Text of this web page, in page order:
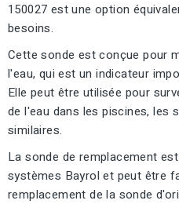
150027 est une option
besoins.
Cette sonde est conçue pour
l'eau, qui est un indicateur
Elle peut être utilisée pour
de l'eau dans les piscines, les
similaires.
La sonde de remplacement
systèmes Bayrol et peut être
remplacement de la sonde